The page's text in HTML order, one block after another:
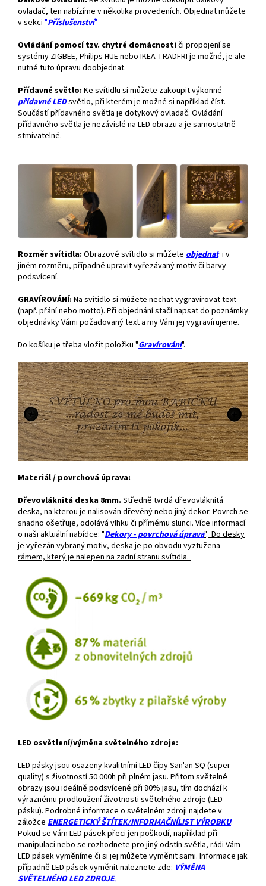
ovladač, ten nabízíme v několika provedeních. Objednat můžete
v sekci "Příslušenství"
Ovládání pomocí tzv. chytré domácnostiči propojení se
systémy ZIGBEE, Philips HUE nebo IKEA TRADFRI je možné, je ale
nutné tuto úpravu doobjednat.
Přídavné světlo: Ke svítidlu si můžete zakoupit výkonné
přídavnéLEDsvětlo, při kterém je možné si například číst.
Součástí přídavného světla je dotykový ovladač. Ovládání
přídavného světla je nezávislé na LED obrazu a je samostatně
stmívatelné.
Rozměr svítidla: Obrazové svítidlo si můžete objednat i v
jiném rozměru, případně upravit vyřezávaný motiv či barvy
podsvícení.
GRAVÍROVÁNÍ: Na svítidlo si můžete nechat vygravírovat text
(např. přání nebo motto). Při objednání stačí napsat do poznámky
objednávky Vámi požadovaný text a my Vám jej vygravírujeme.
Do košíku je třeba vložit položku "Gravírování".
Materiál / povrchová úprava:
Dřevovláknitá deska 8mm. Středně tvrdá dřevovláknitá
deska, na kterou je nalisován dřevěný nebo jiný dekor. Povrch se
snadno ošetřuje, odolává vlhku či přímému slunci. Více informací
o naši aktuální nabídce: "Dekory - povrchová úprava". Do desky
je vyřezán vybraný motiv, deska je po obvodu vyztužena
rámem, který je nalepen na zadní stranu svítidla.
LED osvětlení/výměna světelného zdroje:
LED pásky jsou osazeny kvalitními LED čipy San'an SQ (super
quality) s životností 50 000h při plném jasu. Přitom světelné
obrazy jsou ideálně podsvícené při 80% jasu, tím dochází k
výraznému prodloužení životnosti světelného zdroje (LED
pásku). Podrobné informace o světelném zdroji najdete v
záložce ENERGETICKÝ ŠTÍTEK/INFORMAČNÍLIST VÝROBKU.
Pokud se Vám LED pásek přeci jen poškodí, například při
manipulaci nebo se rozhodnete pro jiný odstín světla, rádi Vám
LED pásek vyměníme či si jej můžete vyměnit sami. Informace jak
případně LED pásek vyměnit naleznete zde: VÝMĚNA
SVĚTELNÉHO LED ZDROJE.